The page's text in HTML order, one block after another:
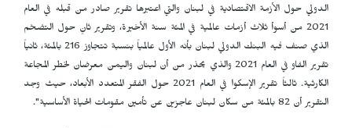
الدولي حول الأزمة الاقتصادية في لبنان والتي اعتبرها تقرير صادر من قبله في العام
2021 من أسوأ ثلاث أزمات عالمية في المئة سنة الأخيرة، وتقرير ثانٍ حول التضخم
الذي صنف فيه البنك الدولي لبنان بأنه الأول عالمياً بنسبة تتجاوز 216 بالمئة، ثانياً
تقرير الفاو في العام 2021 والذي يحذر من أن لبنان واليمن معرضان لخطر المجاعة
الكارثية. ثالثاً تقرير الإسكوا في العام 2021 حول الفقر المتعدد الأبعاد، حيث وجد
التقرير أن 82 بالمئة من سكان لبنان عاجزين عن تأمين مقومات الحياة الأساسية".